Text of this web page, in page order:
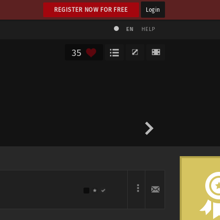
REGISTER NOW FOR FREE Login
EN HELP
35